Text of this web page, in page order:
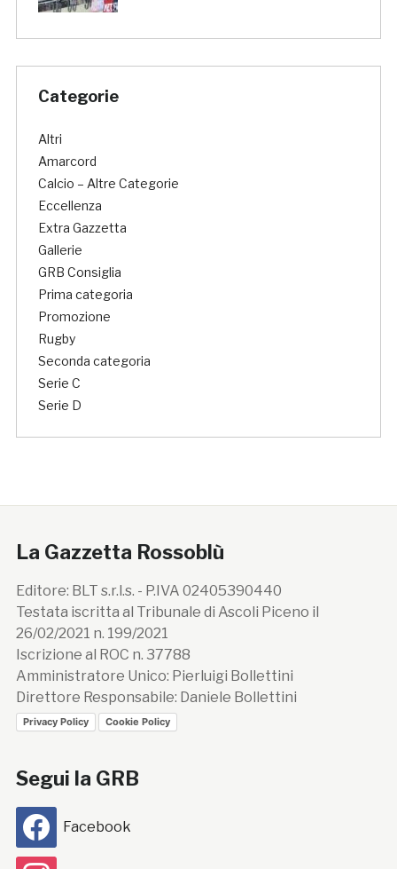
Categorie
Altri
Amarcord
Calcio – Altre Categorie
Eccellenza
Extra Gazzetta
Gallerie
GRB Consiglia
Prima categoria
Promozione
Rugby
Seconda categoria
Serie C
Serie D
La Gazzetta Rossoblù
Editore: BLT s.r.l.s. - P.IVA 02405390440
Testata iscritta al Tribunale di Ascoli Piceno il
26/02/2021 n. 199/2021
Iscrizione al ROC n. 37788
Amministratore Unico: Pierluigi Bollettini
Direttore Responsabile: Daniele Bollettini
Privacy Policy Cookie Policy
Segui la GRB
Facebook